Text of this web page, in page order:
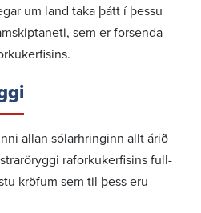
merki og ljósmyndir
um land taka þátt í þessu
sem er forsenda
allan sólar­hringinn allt árið
raforku­kerf­isins full­
kröfum sem til þess eru